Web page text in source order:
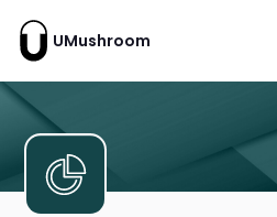
UMushroom